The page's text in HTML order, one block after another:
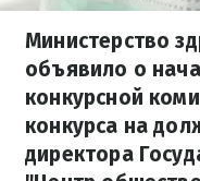
Министерство
объявило о
конкурсной
конкурса на
директора